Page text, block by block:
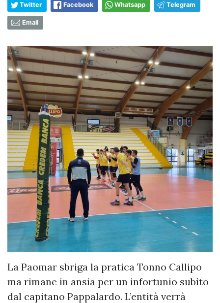
Twitter Facebook Whatsapp Telegram
Email
La Paomar sbriga la pratica Tonno Callipo
ma rimane in ansia per un infortunio subìto
dal capitano Pappalardo. L’entità verrà